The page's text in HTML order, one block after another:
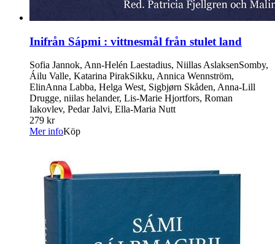
Inifrån Sápmi : vittnesmål från stulet land
Sofia Jannok, Ann-Helén Laestadius, Niillas AslaksenSomby,
Áilu Valle, Katarina PirakSikku, Annica Wennström,
ElinAnna Labba, Helga West, Sigbjørn Skåden, Anna-Lill
Drugge, niilas helander, Lis-Marie Hjortfors, Roman
Iakovlev, Pedar Jalvi, Ella-Maria Nutt
279 kr
Mer infoKöp